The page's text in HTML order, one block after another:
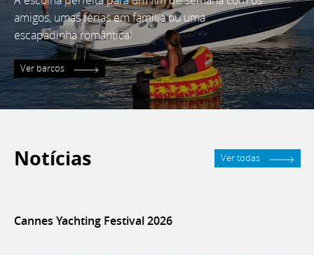
amigos, umas férias em família ou uma
escapadinha romântica!
Ver barcos
Notícias Ver todas
Cannes Yachting Festival 2026